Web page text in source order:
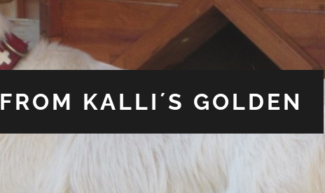
FROM KALLI´S GOLDEN